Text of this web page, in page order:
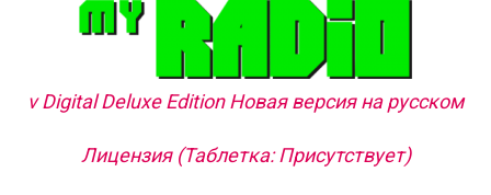
v Digital Deluxe Edition Новая версия на русском
Лицензия (Таблетка: Присутствует)